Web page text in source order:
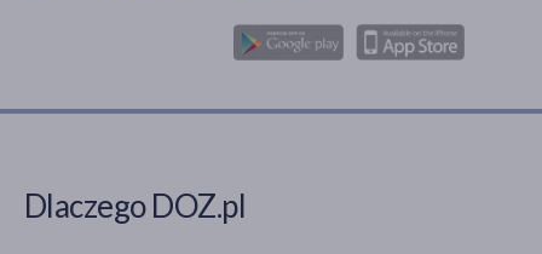
Dlaczego DOZ.pl